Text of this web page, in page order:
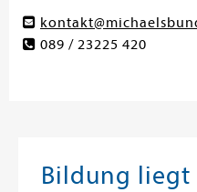
089 / 23225 420
Bildung liegt